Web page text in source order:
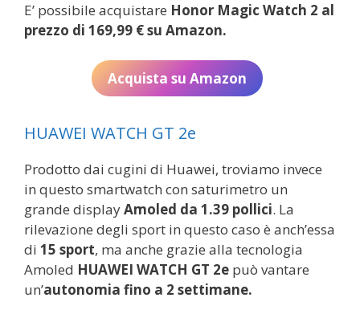
E’ possibile acquistare Honor Magic Watch 2 al
prezzo di 169,99 € su Amazon.
Acquista su Amazon
HUAWEI WATCH GT 2e
Prodotto dai cugini di Huawei, troviamo invece
in questo smartwatch con saturimetro un
grande displayAmoled da 1.39 pollici. La
rilevazione degli sport in questo caso è anch’essa
di 15 sport, ma anche grazie alla tecnologia
Amoled HUAWEI WATCH GT 2e può vantare
un’autonomia fino a 2 settimane.